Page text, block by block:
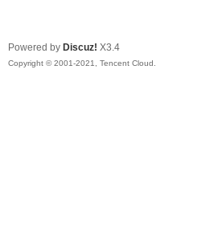
Powered by Discuz! X3.4
Copyright © 2001-2021, Tencent Cloud.